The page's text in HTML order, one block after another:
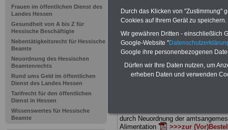
Frauen im öffentlichen Dienst des
Landes Hessen
Gesundheit von A bis Z für
Hessische Beschäftigte
Nebentätigkeitsrecht für Hessische
Beamte
Neuordnung des Hessischen
Beamtenrechts
Rund ums Geld im öffentlichen
Dienst des Landes Hessen
Tarifrecht für den öffentlichen
Dienst in Hessen
Wissenswertes für Hessische
Beamte
BEHÖRDEN-ABOmit drei
25,00 Euro: Wissenswertes für
und Beamte, Beamten-
(Bund/Länder) sowie Beihilferecht in
Ländern. Alle drei Ratgeber sind
gegliedert und erläutern auch
Mitarbeiterinnen und Mitarbeiterdes
Hessengeeignet).Das
durch Neuordnung der
Alimentation
>>>zur
Durch das Klicken von "Zustimmung"
Cookies auf Ihrem Gerät zu speichern.
Wir gewähren Dritten - einschließlich
Google-Website "
Google ihre personenbezogenen
Dürfen wir Ihre Daten nutzen, um
erheben Daten und verwenden